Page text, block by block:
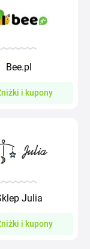
Bee.pl
i kupony
Julia
i kupony